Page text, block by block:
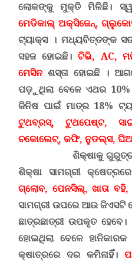
ଲୋକଙ୍କୁ ମୁକ୍ତି ମିଳିଛି।
ମେଡିକାଲ୍‌ ଅକ୍ସିଜେନ୍,
ଟ୍ୟାକ୍ସ ।ମଧ୍ୟବିତ୍ତଙ୍କ
ସହଜ ହୋଇଛି। ଟିଭି, AC,
ମେସିନଶସ୍ତା ହୋଇଛି ।
ପଡ଼ୁଥିଲା ବେଳେ ଏଥର
ଜିନିଷ ପାଇଁ ମାତ୍ର 18%
ଟୁଥବ୍ରସ୍,ଟୁଥପେଷ୍ଟ,
ଚକୋଲେଟ୍,କଫି,ନୁଡଲ୍ସ,ଘିଅ
ଶିକ୍ଷାକୁ ଗୁରୁତ୍ତ୍ୱ
ଶିକ୍ଷା ସାମଗ୍ରୀ
ଗ୍ଲୋବ, ପେନସିଲ୍,ଖାତା ବହି
ସାମଗ୍ରୀ ଉପରେ ଆଉ ଜିଏସଟି
ଛାତ୍ରଛାତ୍ରୀ ଉପକୃତ ହେବେ।
ହୋଇଥିଲା ବେଳେ
କ୍ଷାତ୍ରରେ ଦର କମିନାହିଁ।